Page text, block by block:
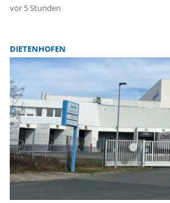
vor 5 Stunden
DIETENHOFEN